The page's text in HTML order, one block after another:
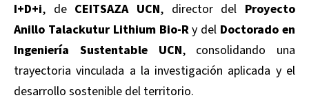
I+D+i, de CEITSAZA UCN, director del Proyecto
Anillo Talackutur Lithium Bio-Ry del Doctorado en
Ingeniería Sustentable UCN, consolidando una
trayectoria vinculada a la investigación aplicada y el
desarrollo sostenible del territorio.